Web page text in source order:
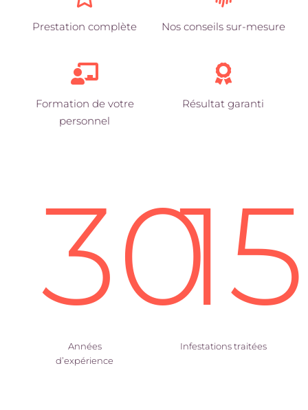
Prestation complète Nos conseils sur-mesure
Formation de votre
personnel
Résultat garanti
30
Années
d’expérience
Infestations traitées